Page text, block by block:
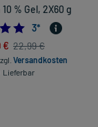
% Gel, 2X60 g
5.0
3*
€ 22,99 €
Versandkosten
Lieferbar